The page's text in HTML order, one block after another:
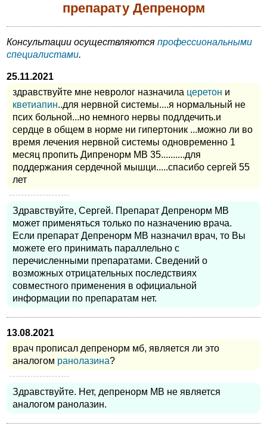
препарату Депренорм
Консультации осуществляются профессиональными
специалистами.
25.11.2021
здравствуйте мне невролог назначила церетон и
кветиапин..для нервной системы....я нормальный не
псих больной...но немного нервы подлдечить.и
сердце в общем в норме ни гипертоник ...можно ли во
время лечения нервной системы одновременно 1
месяц пропить Дипренорм МВ 35..........для
поддержания сердечной мышци.....спасибо сергей 55
лет
Здравствуйте, Сергей. Препарат Депренорм МВ
может применяться только по назначению врача.
Если препарат Депренорм МВ назначил врач, то Вы
можете его принимать параллельно с
перечисленными препаратами. Сведений о
возможных отрицательных последствиях
совместного применения в официальной
информации по препаратам нет.
13.08.2021
врач прописал депренорм мб, является ли это
аналогом ранолазина?
Здравствуйте. Нет, депренорм МВ не является
аналогом ранолазин.